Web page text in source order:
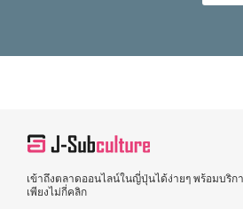
เข้าถึงตลาดออนไลน์ในญี่ปุ่นได้ง่ายๆ พร้อมบริก
เพียงไม่กี่คลิก